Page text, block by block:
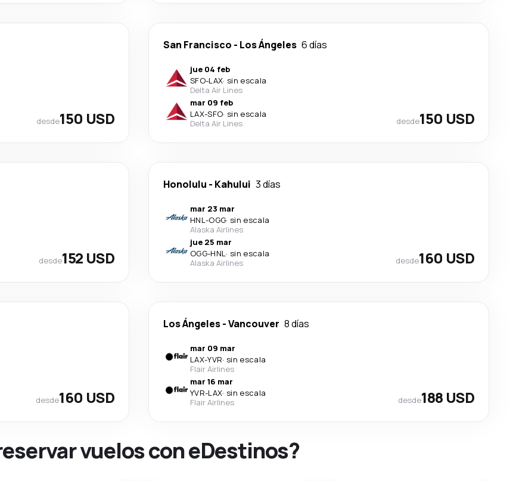
desde150 USD
San Francisco - Los Ángeles 6 días
jue 04 feb
SFO-LAX· sin escala
Delta Air Lines
mar 09 feb
LAX-SFO· sin escala
Delta Air Lines
desde150 USD
desde152 USD
Honolulu - Kahului 3 días
mar 23 mar
HNL-OGG· sin escala
Alaska Airlines
jue 25 mar
OGG-HNL· sin escala
Alaska Airlines
desde160 USD
desde160 USD
Los Ángeles-Vancouver 8 días
mar 09 mar
LAX-YVR· sin escala
Flair Airlines
mar 16 mar
YVR-LAX· sin escala
Flair Airlines
desde188 USD
vuelos con eDestinos?